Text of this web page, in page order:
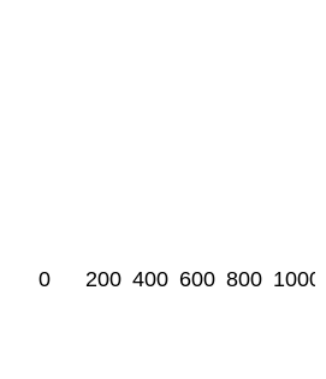
0 200 400 600 800 1000